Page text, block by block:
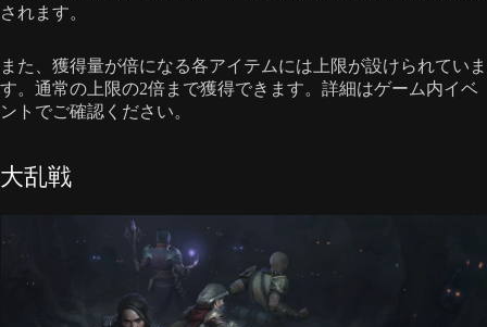
されます。
また、獲得量が倍になる各アイテムには上限が設けられていま
す。通常の上限の2倍まで獲得できます。詳細はゲーム内イベ
ントでご確認ください。
大乱戦